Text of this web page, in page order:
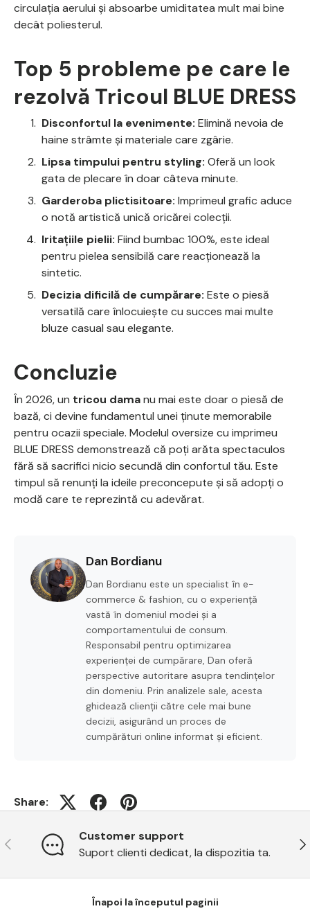
circulația aerului și absoarbe umiditatea mult mai bine
decât poliesterul.
Top 5 probleme pe care le
rezolvă Tricoul BLUE DRESS
Disconfortul la evenimente: Elimină nevoia de
haine strâmte și materiale care zgârie.
Lipsa timpului pentru styling: Oferă un look
gata de plecare în doar câteva minute.
Garderoba plictisitoare: Imprimeul grafic aduce
o notă artistică unică oricărei colecții.
Iritațiile pielii: Fiind bumbac 100%, este ideal
pentru pielea sensibilă care reacționează la
sintetic.
Decizia dificilă de cumpărare: Este o piesă
versatilă care înlocuiește cu succes mai multe
bluze casual sau elegante.
Concluzie
În 2026, un tricou damanu mai este doar o piesă de
bază, ci devine fundamentul unei ținute memorabile
pentru ocazii speciale. Modelul oversize cu imprimeu
BLUE DRESS demonstrează că poți arăta spectaculos
fără să sacrifici nicio secundă din confortul tău. Este
timpul să renunți la ideile preconcepute și să adopți o
modă care te reprezintă cu adevărat.
Dan Bordianu
Dan Bordianu este un specialist în e-
commerce & fashion, cu o experiență
vastă în domeniul modei și a
comportamentului de consum.
Responsabil pentru optimizarea
experienței de cumpărare, Dan oferă
perspective autoritare asupra tendințelor
din domeniu. Prin analizele sale, acesta
ghidează clienții către cele mai bune
decizii, asigurând un proces de
cumpărături online informat și eficient.
Share:
Previous
Customer support
Suport clienti dedicat, la dispozitia ta.
Înapoi la începutul paginii